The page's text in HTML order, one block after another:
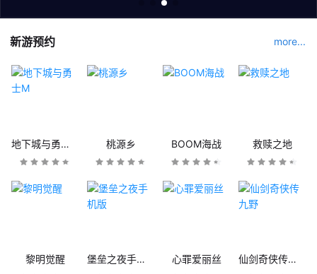
新游预约 more...
地下城与勇士M 桃源乡 BOOM海战 救赎之地
黎明觉醒 堡垒之夜手机版 心罪爱丽丝 仙剑奇侠传九野